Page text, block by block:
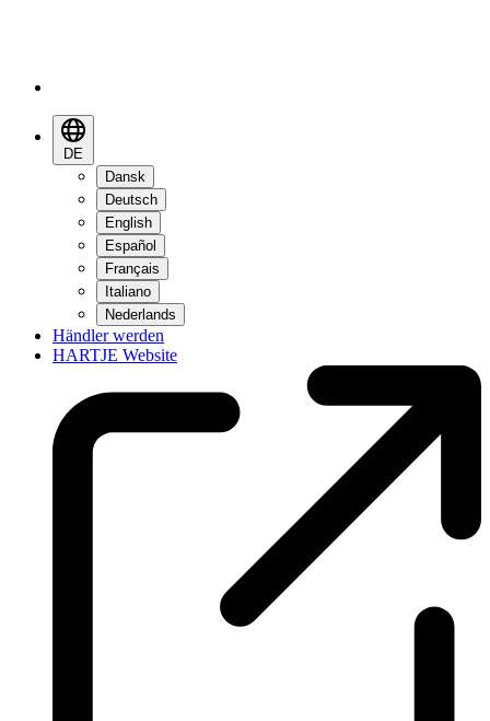
DE
Dansk
Deutsch
English
Español
Français
Italiano
Nederlands
Händler werden
HARTJE Website